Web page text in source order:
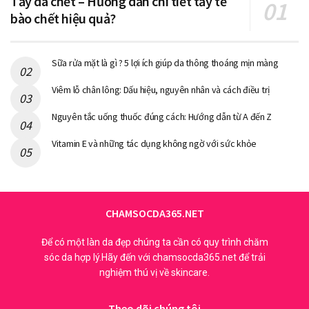
bào chết hiệu quả?
Sữa rửa mặt là gì ? 5 lợi ích giúp da thông thoáng mịn màng
Viêm lỗ chân lông: Dấu hiệu, nguyên nhân và cách điều trị
Nguyên tắc uống thuốc đúng cách: Hướng dẫn từ A đến Z
Vitamin E và những tác dụng không ngờ với sức khỏe
CHAMSOCDA365.NET
Để có một làn da đẹp chúng ta cần có quy trình chăm
sóc da hợp lý.Hãy đến với chamsocda365.net để trải
nghiệm thú vị về skincare.